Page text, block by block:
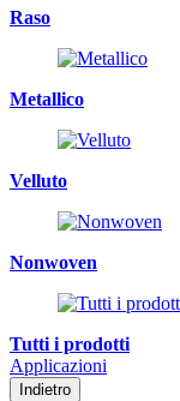
Raso
Metallico
Velluto
Nonwoven
Tutti i prodotti
Applicazioni
Indietro